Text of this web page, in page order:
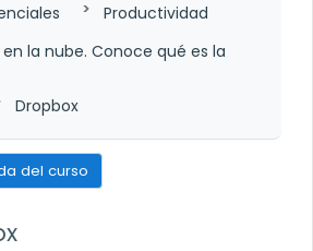
Productividad
la nube. Conoce qué es la
Dropbox
del curso